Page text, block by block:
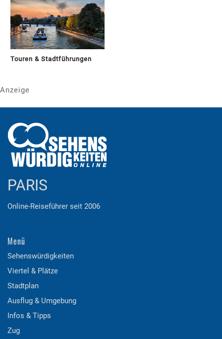
Touren & Stadtführungen
Anzeige
PARIS
Online-Reiseführer seit 2006
Menü
Sehenswürdigkeiten
Viertel & Plätze
Stadtplan
Ausflug & Umgebung
Infos & Tipps
Zug